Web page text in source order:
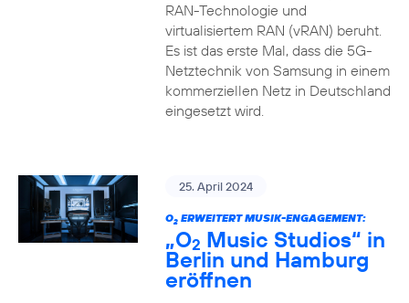
RAN-Technologie und
virtualisiertem RAN (vRAN) beruht.
Es ist das erste Mal, dass die 5G-
Netztechnik von Samsung in einem
kommerziellen Netz in Deutschland
eingesetzt wird.
25. April 2024
O2ERWEITERT MUSIK-ENGAGEMENT:
„O2 Music Studios“ in
Berlin und Hamburg
eröffnen